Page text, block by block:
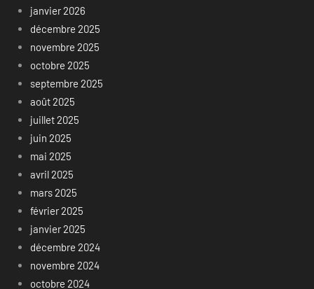
janvier 2026
décembre 2025
novembre 2025
octobre 2025
septembre 2025
août 2025
juillet 2025
juin 2025
mai 2025
avril 2025
mars 2025
février 2025
janvier 2025
décembre 2024
novembre 2024
octobre 2024